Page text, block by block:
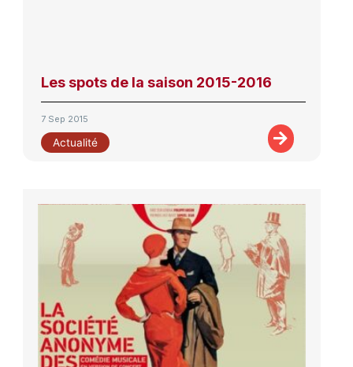
Les spots de la saison 2015-2016
7 Sep 2015
Actualité